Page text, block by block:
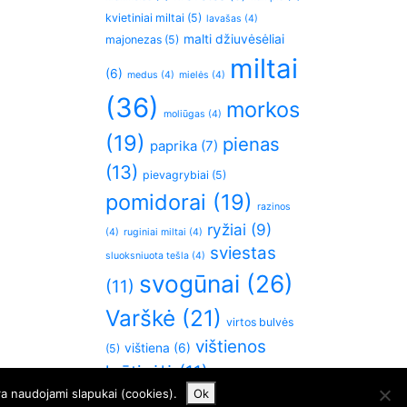
kvietiniai miltai (5) lavašas (4)
majonezas (5) malti džiuvėsėliai
(6) medus (4) mielės (4)
miltai
(36)
moliūgas (4) morkos
(19) paprika (7) pienas
(13) pievagrybiai (5)
pomidorai (19) razinos
(4) ruginiai miltai (4) ryžiai (9)
sluoksniuota tešla (4) sviestas
(11) svogūnai (26)
Varškė (21) virtos bulvės
(5) vištiena (6) vištienos
krūtinėlė(11)
naudojami slapukai (cookies). Ok